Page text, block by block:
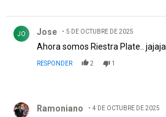
JO Jose 5 DE OCTUBRE DE 2025
Ahora somos Riestra Plate.. jajaja
RESPONDER 2 1
Ramoniano 4 DE OCTUBRE DE 2025